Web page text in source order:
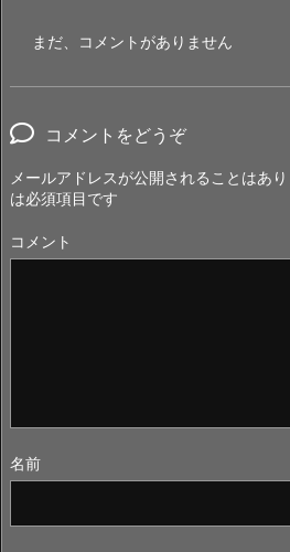
まだ、コメントがありません
コメントをどうぞ
メールアドレスが公開されることはあり
は必須項目です
コメント
名前